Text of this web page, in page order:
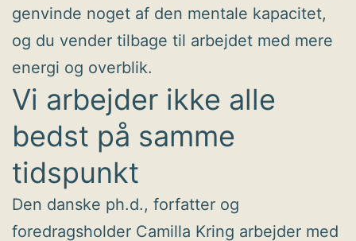
genvinde noget af den mentale kapacitet,
og du vender tilbage til arbejdet med mere
energi og overblik.
Vi arbejder ikke alle
bedst på samme
tidspunkt
Den danske ph.d., forfatter og
foredragsholder Camilla Kring arbejder med